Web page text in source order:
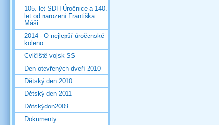
105. let SDH Úročnice a 140.
let od narození Františka
Máši
2014 - O nejlepší úročenské
koleno
Cvičiště vojsk SS
Den otevřených dveří 2010
Dětský den 2010
Dětský den 2011
Dětskýden2009
Dokumenty